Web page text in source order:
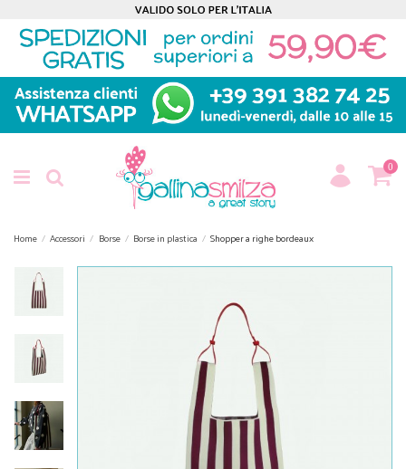
0
Home Accessori Borse Borse in plastica Shopper a righe bordeaux